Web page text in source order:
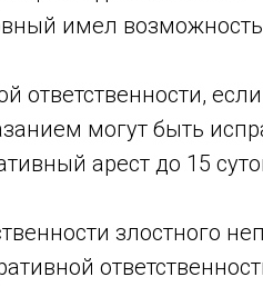
имел
ответственности,
могут быть
арест до 15
злостного